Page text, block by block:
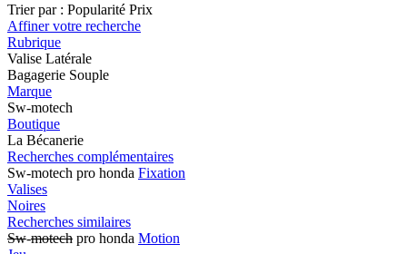
Trier par : Popularité Prix
Affiner votre recherche
Rubrique
Valise Latérale
Bagagerie Souple
Marque
Sw-motech
Boutique
La Bécanerie
Recherches complémentaires
Sw-motech pro honda Fixation
Valises
Noires
Recherches similaires
Sw-motech pro honda Motion